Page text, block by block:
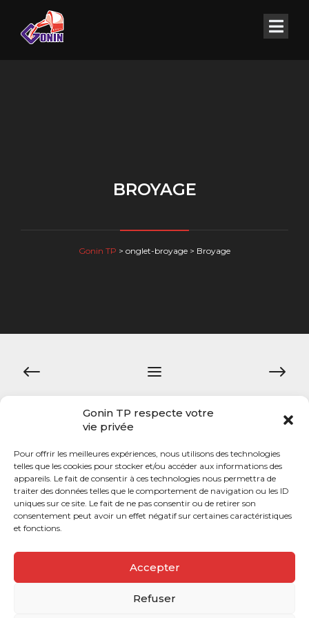
Gonin TP respecte votre
vie privée
Pour offrir les meilleures expériences, nous utilisons des technologies
telles que les cookies pour stocker et/ou accéder aux informations des
appareils. Le fait de consentir à ces technologies nous permettra de
traiter des données telles que le comportement de navigation ou les ID
uniques sur ce site. Le fait de ne pas consentir ou de retirer son
consentement peut avoir un effet négatif sur certaines caractéristiques
et fonctions.
Accepter
Refuser
BROYAGE
Gonin TP > onglet-broyage > Broyage
Navigation
de
l’article
@Copyright 2021 – GONIN TP par COMUNIC